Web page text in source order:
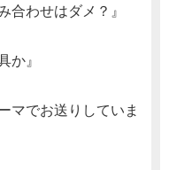
合わせはダメ？』
か』
マでお送りしていま